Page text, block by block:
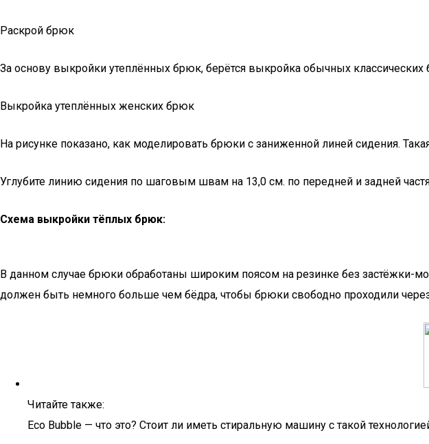
Раскрой брюк
За основу выкройки утеплённых брюк, берётся выкройка обычных
Выкройка утеплённых женских брюк
На рисунке показано, как моделировать брюки с заниженной линей сидения.
Углубите линию сидения по шаговым швам на 13,0 см. по передней и задней
Схема выкройки тёплых брюк:
В данном случае брюки обработаны широким поясом на резинке без застёжки-
должен быть немного больше чем бёдра, чтобы брюки свободно проходили
Читайте также:
Eco Bubble — что это? Стоит ли иметь стиральную машину с такой